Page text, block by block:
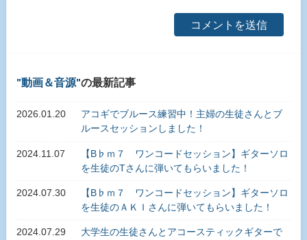
動画＆音源 の最新記事
2026.01.20
アコギでブルース練習中！主婦の生徒さんとブ
ルースセッションしました！
2024.11.07
【B♭ｍ７ ワンコードセッション】ギターソロ
を生徒のTさんに弾いてもらいました！
2024.07.30
【B♭ｍ７ ワンコードセッション】ギターソロ
を生徒のＡＫＩさんに弾いてもらいました！
2024.07.29
大学生の生徒さんとアコースティックギターで